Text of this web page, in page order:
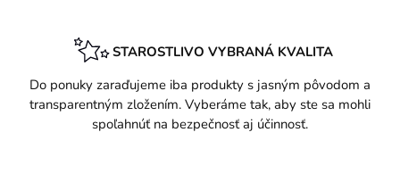
STAROSTLIVO VYBRANÁ KVALITA
Do ponuky zaraďujeme iba produkty s jasným pôvodom a
transparentným zložením. Vyberáme tak, aby ste sa mohli
spoľahnúť na bezpečnosť aj účinnosť.